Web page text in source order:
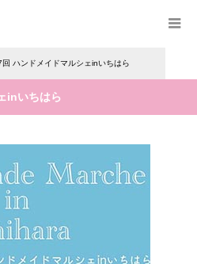
回 ハンドメイドマルシェinいちはら
inいちはら